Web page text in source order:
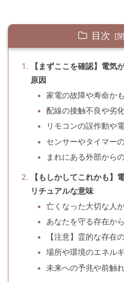
目次
【まずここを確認】電気
原因
家電の故障や寿命かも
配線の接触不良や劣
リモコンの誤作動や
センサーやタイマー
まれにある外部から
【もしかしてこれかも】
リチュアルな意味
亡くなった大切な人
あなたを守る存在か
【注意】霊的な存在
場所や環境のエネル
未来への予兆や前触